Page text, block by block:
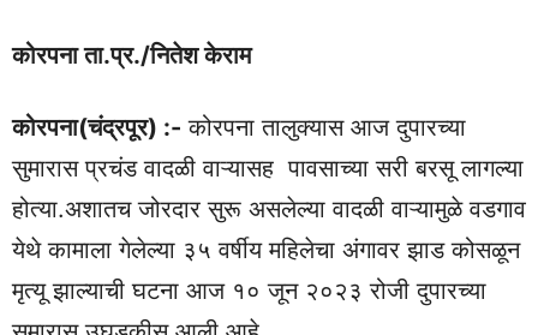
कोरपना ता.प्र./नितेश केराम
कोरपना(चंद्रपूर) :- कोरपना तालुक्यास आज दुपारच्या
सुमारास प्रचंड वादळी वाऱ्यासह पावसाच्या सरी बरसू लागल्या
होत्या.अशातच जोरदार सुरू असलेल्या वादळी वाऱ्यामुळे वडगाव
येथे कामाला गेलेल्या ३५ वर्षीय महिलेचा अंगावर झाड कोसळून
मृत्यू झाल्याची घटना आज १० जून २०२३ रोजी दुपारच्या